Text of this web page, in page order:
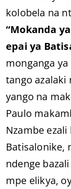
kolobela na
“Mokanda
epai ya
monganga
tango azalaki
yango na
Paulo
Nzambe
Batisalonike,
ndenge
mpe elikya,